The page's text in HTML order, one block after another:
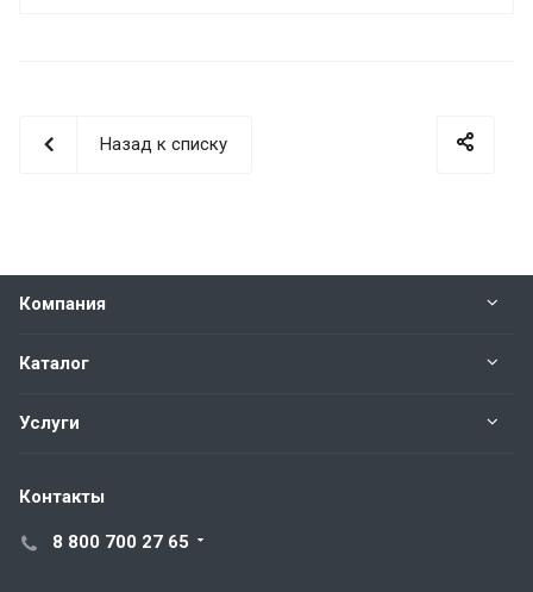
Назад к списку
Компания
Каталог
Услуги
Контакты
8 800 700 27 65